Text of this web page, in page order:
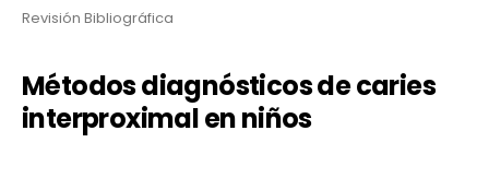
Revisión Bibliográfica
Métodos diagnósticos de caries
interproximal en niños